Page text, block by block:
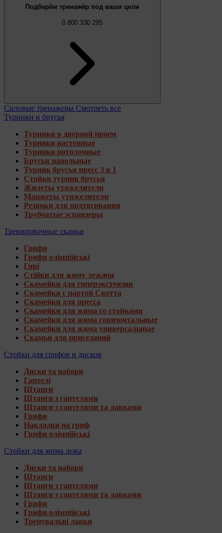
Подберём тренажёр под ваши цели
0 800 330 295
Силовые тренажеры Смотреть все
Турники и брусья
Турники в дверной проем
Турники настенные
Турники потолочные
Брусья напольные
Турник брусья пресс 3 в 1
Стойки турник брусья
Жилеты утяжелители
Манжеты утяжелители
Резинки для подтягивания
Трубчатые эспандеры
Тренировочные скамьи
Грифи
Грифи олімпійські
Гирі
Стійки для жиму лежачи
Скамейки для гиперэкстензии
Скамейки с партой Скотта
Скамейки для пресса
Скамейки для жима со стойками
Скамейки для жима горизонтальные
Скамейки для жима универсальные
Скамьи для приседаний
Стойки для грифов и дисков
Диски та набори
Гантелі
Штанги
Штанги з гантелями
Штанги з гантелями та лавками
Грифи
Накладки на гриф
Грифи олімпійські
Стойки для жима лежа
Диски та набори
Штанги
Штанги з гантелями
Штанги з гантелями та лавками
Грифи
Грифи олімпійські
Тренувальні лавки